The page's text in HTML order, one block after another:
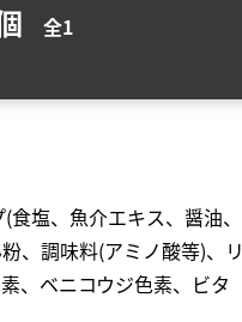
全1
塩、魚介エキス、醤油、
、調味料(アミノ酸等)、リ
、ベニコウジ色素、ビタ